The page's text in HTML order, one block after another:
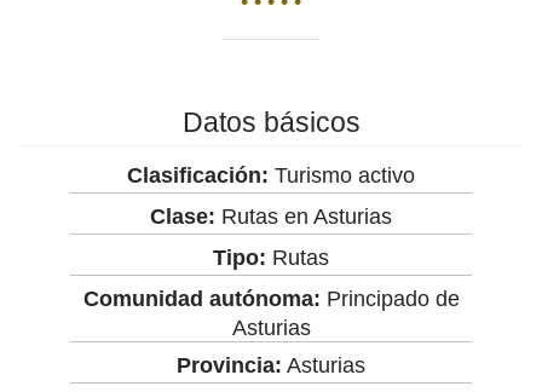
Datos básicos
Clasificación: Turismo activo
Clase: Rutas en Asturias
Tipo: Rutas
Comunidad autónoma: Principado de
Asturias
Provincia: Asturias